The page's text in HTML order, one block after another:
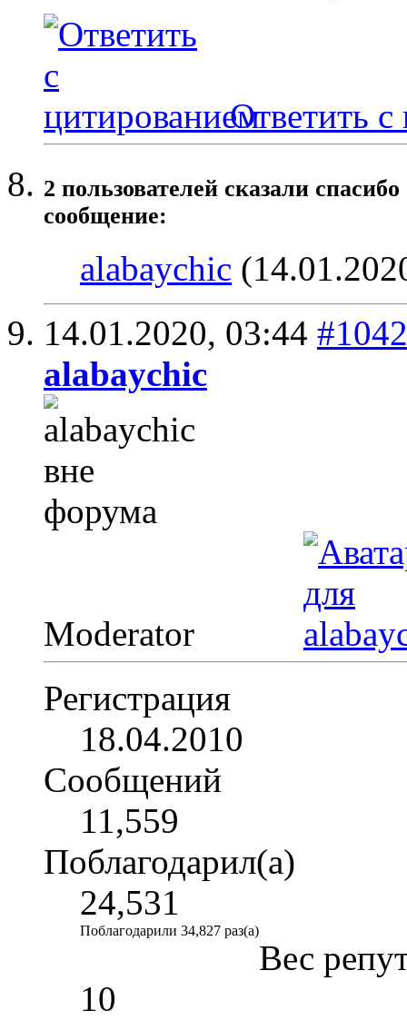
Ответить с
2 пользователей сказали
сообщение:
alabaychic
14.01.2020, 03:44
alabaychic
Moderator
Регистрация
18.04.2010
Сообщений
11,559
Поблагодарил(а)
24,531
Поблагодарили 34,827 раз(а)
Вес
10